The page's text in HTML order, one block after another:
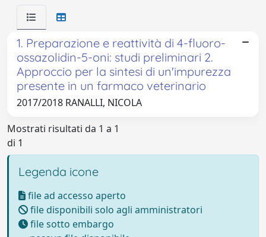
1. Preparazione e reattività di 4-fluoro-
ossazolidin-5-oni: studi preliminari 2.
Approccio per la sintesi di un'impurezza
presente in un farmaco veterinario
2017/2018 RANALLI, NICOLA
Mostrati risultati da 1 a 1
di 1
Legenda icone
file ad accesso aperto
file disponibili solo agli amministratori
file sotto embargo